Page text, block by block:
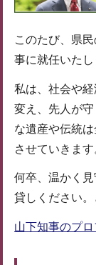
このたび、県
事に就任いたし
私は、社会や
変え、先人が
な遺産や伝統
させていきます
何卒、温かく
貸しください。
山下知事のプ